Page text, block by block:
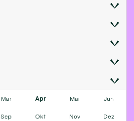
Mär Apr Mai Jun
Sep Okt Nov Dez